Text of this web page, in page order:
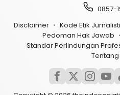
0857-
Disclaimer
Kode Etik
Pedoman Hak Jawab
Standar Perlindungan